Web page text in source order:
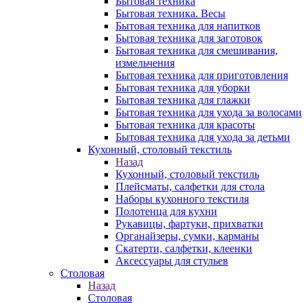
Бытовая техника. Весы
Бытовая техника для напитков
Бытовая техника для заготовок
Бытовая техника для смешивания,
измельчения
Бытовая техника для приготовления
Бытовая техника для уборки
Бытовая техника для глажки
Бытовая техника для ухода за волосами
Бытовая техника для красоты
Бытовая техника для ухода за детьми
Кухонный, столовый текстиль
Назад
Кухонный, столовый текстиль
Плейсматы, салфетки для стола
Наборы кухонного текстиля
Полотенца для кухни
Рукавицы, фартуки, прихватки
Органайзеры, сумки, карманы
Скатерти, салфетки, клеенки
Аксессуары для стульев
Столовая
Назад
Столовая